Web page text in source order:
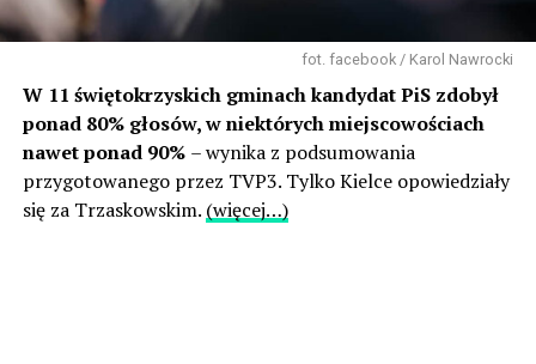
fot. facebook / Karol Nawrocki
W 11 świętokrzyskich gminach kandydat PiS zdobył
ponad 80% głosów, w niektórych miejscowościach
nawet ponad 90% – wynika z podsumowania
przygotowanego przez TVP3. Tylko Kielce opowiedziały
się za Trzaskowskim. (więcej…)